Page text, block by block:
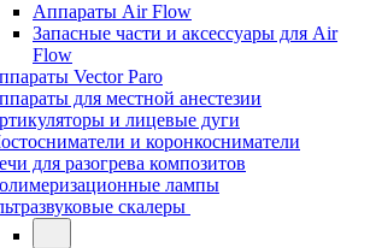
Аппараты Air Flow
Запасные части и аксессуары для Air
Flow
Vector Paro
для местной анестезии
и лицевые дуги
и коронкосниматели
для разогрева композитов
лампы
скалеры